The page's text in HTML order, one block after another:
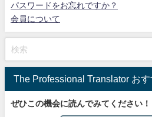
パスワードをお忘れですか？
会員について
The Professional Translator おす
ぜひこの機会に読んでみてください！